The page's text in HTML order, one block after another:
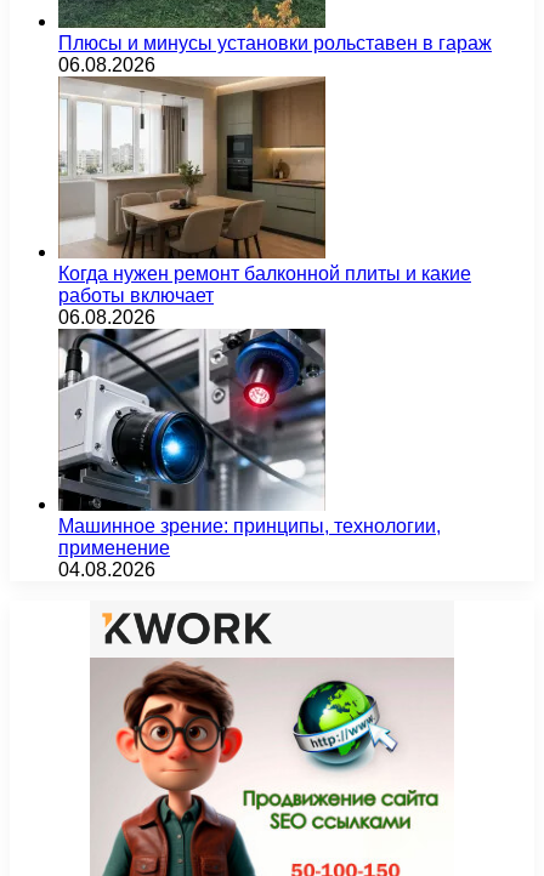
Плюсы и минусы установки рольставен в гараж
06.08.2026
Когда нужен ремонт балконной плиты и какие
работы включает
06.08.2026
Машинное зрение: принципы, технологии,
применение
04.08.2026